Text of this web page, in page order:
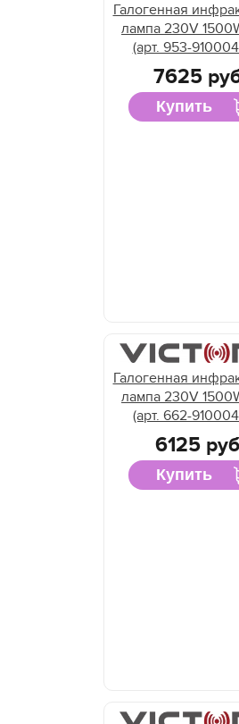
Галогенная
лампа 230V
(арт. 953-
7625
Купить
Галогенная
лампа 230V
(арт. 662-
6125
Купить